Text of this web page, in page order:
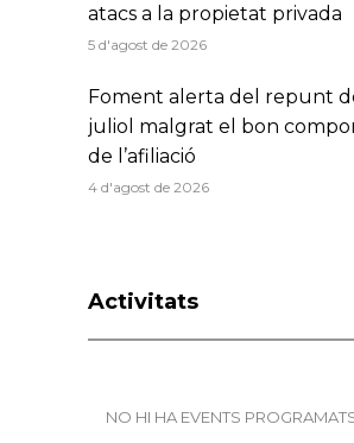
atacs a la propietat privada
5 d'agost de 2026
Foment alerta del repunt
juliol malgrat el bon
de l’afiliació
4 d'agost de 2026
Activitats
NO HI HA EVENTS